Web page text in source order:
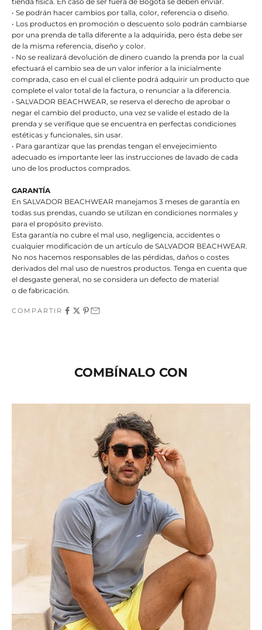
• Se podrán hacer cambios por talla, color, referencia o diseño.
• Los productos en promoción o descuento solo podrán cambiarse
por una prenda de talla diferente a la adquirida, pero ésta debe ser
de la misma referencia, diseño y color.
• No se realizará devolución de dinero cuando la prenda por la cual
efectuará el cambio sea de un valor inferior a la inicialmente
comprada, caso en el cual el cliente podrá adquirir un producto que
complete el valor total de la factura, o renunciar a la diferencia.
• SALVADOR BEACHWEAR, se reserva el derecho de aprobar o
negar el cambio del producto, una vez se valide el estado de la
prenda y se verifique que se encuentra en perfectas condiciones
estéticas y funcionales, sin usar.
• Para garantizar que las prendas tengan el envejecimiento
adecuado es importante leer las instrucciones de lavado de cada
uno de los productos comprados.
GARANTÍA
En SALVADOR BEACHWEAR manejamos 3 meses de garantía en
todas sus prendas, cuando se utilizan en condiciones normales y
para el propósito previsto.
Esta garantía no cubre el mal uso, negligencia, accidentes o
cualquier modificación de un artículo de SALVADOR BEACHWEAR.
No nos hacemos responsables de las pérdidas, daños o costes
derivados del mal uso de nuestros productos. Tenga en cuenta que
el desgaste general, no se considera un defecto de material
o de fabricación.
COMPARTIR
COMBÍNALO CON